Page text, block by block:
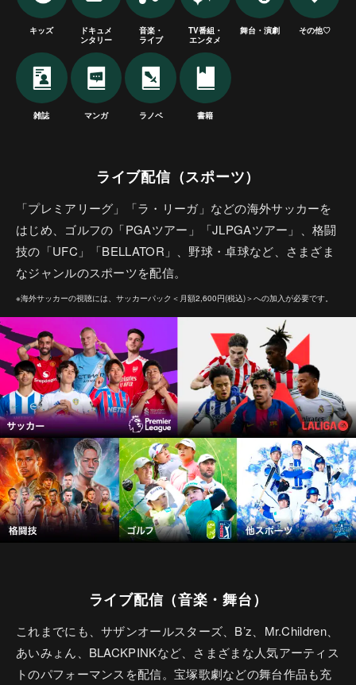
キッズ
ドキュメ
ンタリー
音楽・
ライブ
TV番組・
エンタメ
舞台・演劇 その他♡
雑誌 マンガ ラノベ 書籍
ライブ配信（スポーツ）
「プレミアリーグ」「ラ・リーガ」などの海外サッカーを
はじめ、ゴルフの「PGAツアー」「JLPGAツアー」、格闘
技の「UFC」「BELLATOR」、野球・卓球など、さまざま
なジャンルのスポーツを配信。
※海外サッカーの視聴には、サッカーパック＜月額2,600円(税込)＞への加入が必要です。
ライブ配信（音楽・舞台）
これまでにも、サザンオールスターズ、B’z、Mr.Children、
あいみょん、BLACKPINKなど、さまざまな人気アーティス
トのパフォーマンスを配信。宝塚歌劇などの舞台作品も充